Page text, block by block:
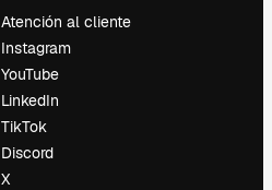
Atención al cliente
Instagram
YouTube
LinkedIn
TikTok
Discord
X